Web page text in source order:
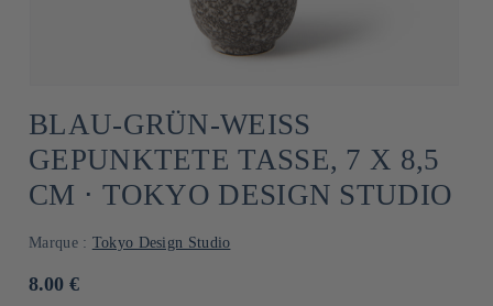
BLAU-GRÜN-WEISS G
EPUNKTETE TASSE, 7 X 8,5 C
M ⋅ TOKYO DESIGN STUDIO
Marque : Tokyo Design Studio
Normaler
8.00 €